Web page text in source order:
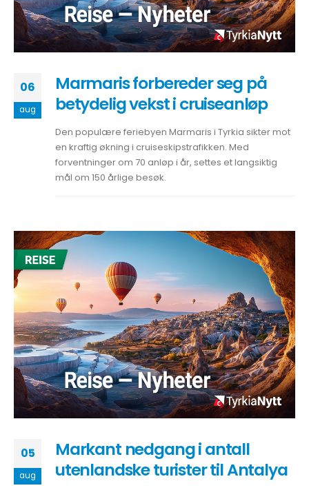
06
aug
Marmaris forbereder seg på
betydelig vekst i cruiseanløp
Den populære feriebyen Marmaris i Tyrkia sikter mot
en kraftig økning i cruiseskipstrafikken. Med
forventninger om 70 anløp i år, settes et langsiktig
mål om 150 årlige besøk.
05
aug
Markant nedgang i antall
utenlandske turister til Antalya